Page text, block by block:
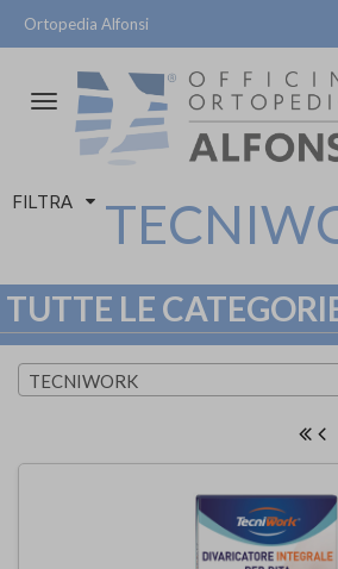
Ortopedia Alfonsi
Attiva/disattiva
navigazione
FILTRA
TUTTE LE
TECNIWORK